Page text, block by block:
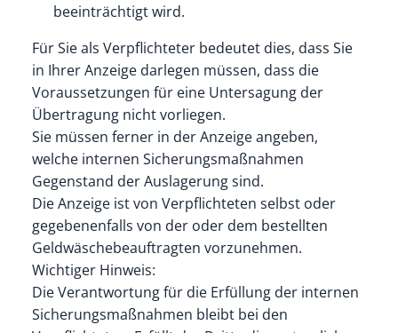
beeinträchtigt wird.
Für Sie als Verpflichteter bedeutet dies, dass Sie
in Ihrer Anzeige darlegen müssen, dass die
Voraussetzungen für eine Untersagung der
Übertragung nicht vorliegen.
Sie müssen ferner in der Anzeige angeben,
welche internen Sicherungsmaßnahmen
Gegenstand der Auslagerung sind.
Die Anzeige ist von Verpflichteten selbst oder
gegebenenfalls von der oder dem bestellten
Geldwäschebeauftragten vorzunehmen.
Wichtiger Hinweis:
Die Verantwortung für die Erfüllung der internen
Sicherungsmaßnahmen bleibt bei den